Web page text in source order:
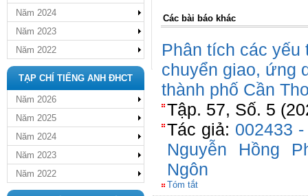
Năm 2024
Năm 2023
Năm 2022
TẠP CHÍ TIẾNG ANH ĐHCT
Năm 2026
Năm 2025
Năm 2024
Năm 2023
Năm 2022
Các bài báo khác
Phân tích các yếu
chuyển giao, ứng
thành phố Cần
Tập. 57, Số. 5
Tác giả: 002433
Nguyễn Hồng
Ngôn
Tóm tắt